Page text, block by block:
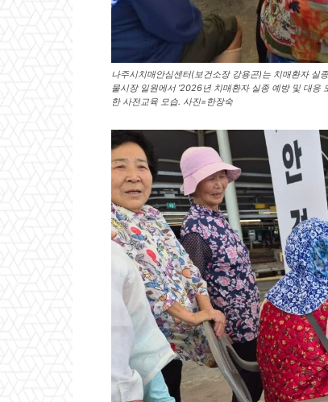
나주시치매안심센터(보건소장 강용곤)는 치매환자 실
물시장 일원에서 ‘2026년 치매환자 실종 예방 및 대응
한 사전교육 모습. 사진=한장숙